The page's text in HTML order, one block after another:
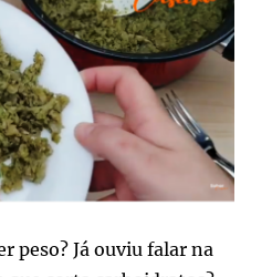
peso? Já ouviu falar na